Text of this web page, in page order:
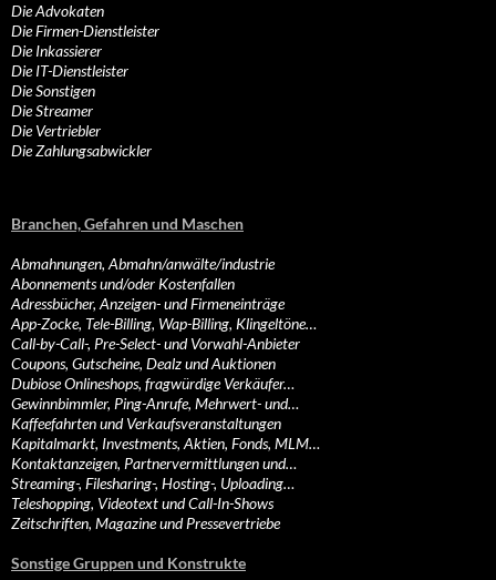
Die Advokaten
Die Firmen-Dienstleister
Die Inkassierer
Die IT-Dienstleister
Die Sonstigen
Die Streamer
Die Vertriebler
Die Zahlungsabwickler
Branchen, Gefahren und Maschen
Abmahnungen, Abmahn/anwälte/industrie
Abonnements und/oder Kostenfallen
Adressbücher, Anzeigen- und Firmeneinträge
App-Zocke, Tele-Billing, Wap-Billing, Klingeltöne…
Call-by-Call-, Pre-Select- und Vorwahl-Anbieter
Coupons, Gutscheine, Dealz und Auktionen
Dubiose Onlineshops, fragwürdige Verkäufer…
Gewinnbimmler, Ping-Anrufe, Mehrwert- und…
Kaffeefahrten und Verkaufsveranstaltungen
Kapitalmarkt, Investments, Aktien, Fonds, MLM…
Kontaktanzeigen, Partnervermittlungen und…
Streaming-, Filesharing-, Hosting-, Uploading…
Teleshopping, Videotext und Call-In-Shows
Zeitschriften, Magazine und Pressevertriebe
Sonstige Gruppen und Konstrukte